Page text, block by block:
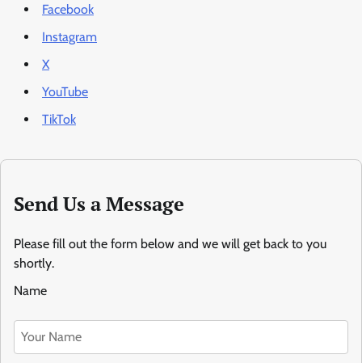
Facebook
Instagram
X
YouTube
TikTok
Send Us a Message
Please fill out the form below and we will get back to you
shortly.
Name